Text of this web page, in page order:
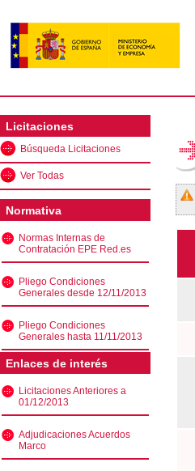
Licitaciones
Búsqueda Licitaciones
Ver Todas
Normativa
Normas Internas de
Contratación EPE Red.es
Pliego Condiciones
Generales desde 12/11/2013
Pliego Condiciones
Generales hasta 11/11/2013
Enlaces de interés
Licitaciones Anteriores a
01/12/2013
Adjudicaciones Acuerdos
Marco